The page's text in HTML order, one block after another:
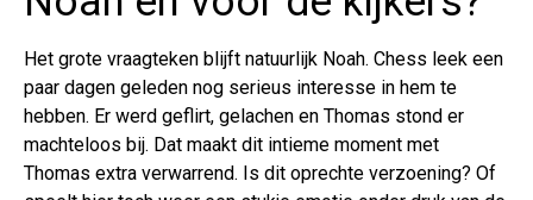
Het grote vraagteken blijft natuurlijk Noah. Chess leek een
paar dagen geleden nog serieus interesse in hem te
hebben. Er werd geflirt, gelachen en Thomas stond er
machteloos bij. Dat maakt dit intieme moment met
Thomas extra verwarrend. Is dit oprechte verzoening? Of